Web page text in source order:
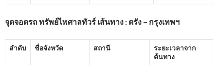
จุดจอดรถ ทรัพย์ไพศาลทัวร์ เส้นทาง : ตรัง – กรุงเทพฯ
ลำดับ ชื่อจังหวัด สถานี
ระยะเวลาจาก
ต้นทาง